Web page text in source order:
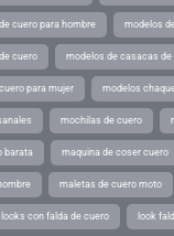
cuero para hombre modelos
cuero modelos de casacas
para mujer modelos
mochilas de cuero
barata maquina de coser cuero
maletas de cuero moto
looks con falda de cuero look